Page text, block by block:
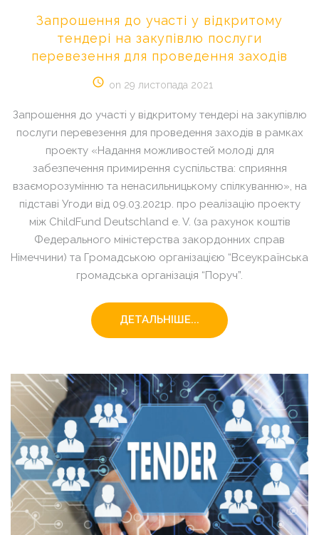
Запрошення до участі у відкритому
тендері на закупівлю послуги
перевезення для проведення заходів
on 29 листопада 2021
Запрошення до участі у відкритому тендері на закупівлю
послуги перевезення для проведення заходів в рамках
проекту «Надання можливостей молоді для
забезпечення примирення суспільства: сприяння
взаєморозумінню та ненасильницькому спілкуванню», на
підставі Угоди від 09.03.2021р. про реалізацію проекту
між ChildFund Deutschland e. V. (за рахунок коштів
Федерального міністерства закордонних справ
Німеччини) та Громадською організацією “Всеукраїнська
громадська організація “Поруч”.
ДЕТАЛЬНІШЕ...